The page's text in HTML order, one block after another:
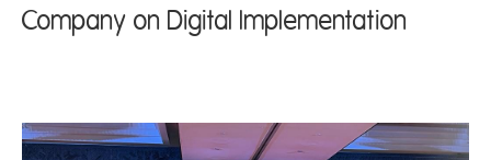
Company on Digital Implementation